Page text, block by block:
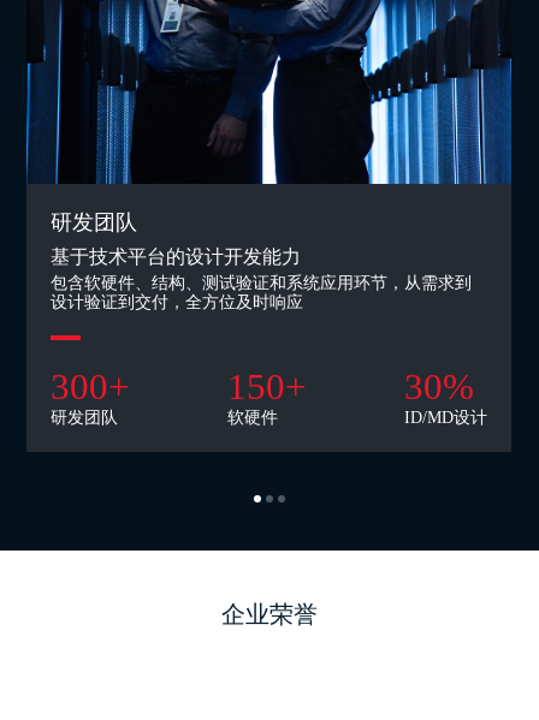
研发团队
基于技术平台的设计开发能力
包含软硬件、结构、测试验证和系统应用环节，从需求到
设计验证到交付，全方位及时响应
300+
研发团队
150+
软硬件
30%
ID/MD设计
企业荣誉